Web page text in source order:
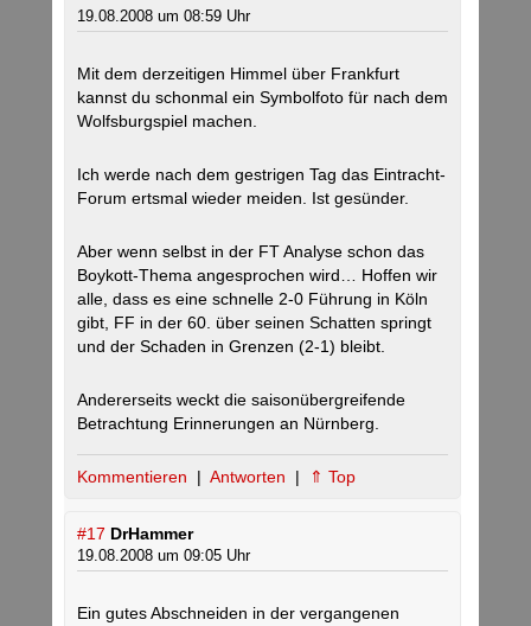
19.08.2008 um 08:59 Uhr
Mit dem derzeitigen Himmel über Frankfurt
kannst du schonmal ein Symbolfoto für nach dem
Wolfsburgspiel machen.
Ich werde nach dem gestrigen Tag das Eintracht-
Forum ertsmal wieder meiden. Ist gesünder.
Aber wenn selbst in der FT Analyse schon das
Boykott-Thema angesprochen wird… Hoffen wir
alle, dass es eine schnelle 2-0 Führung in Köln
gibt, FF in der 60. über seinen Schatten springt
und der Schaden in Grenzen (2-1) bleibt.
Andererseits weckt die saisonübergreifende
Betrachtung Erinnerungen an Nürnberg.
Kommentieren | Antworten | ⇑ Top
#17 DrHammer
19.08.2008 um 09:05 Uhr
Ein gutes Abschneiden in der vergangenen